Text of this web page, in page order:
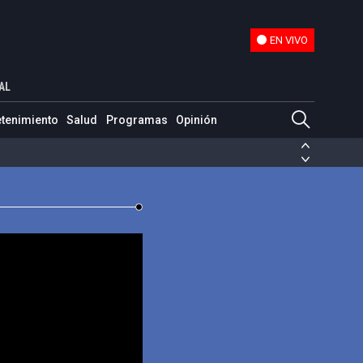
EN VIVO
Salud Programas Opinión
Venezuela Nicolás Maduro